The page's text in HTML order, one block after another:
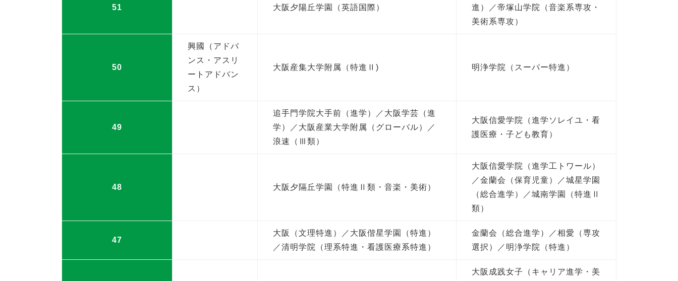
51 大阪夕陽丘学園（英語国際）
進）／帝塚山学院（音楽系専攻・
美術系専攻）
50
興國（アドバ
ンス・アスリ
ートアドバン
ス）
大阪産集大学附属（特進Ⅱ) 明浄学院（スーパー特進）
49
追手門学院大手前（進学）／大阪学芸（進
学）／大阪産業大学附属（グローバル）／
浪速（Ⅲ類）
大阪信愛学院（進学ソレイユ・看
護医療・子ども教育）
48 大阪夕隔丘学園（特進Ⅱ類・音楽・美術）
大阪信愛学院（進学工トワール）
／金蘭会（保育児童）／城星学園
（総合進学）／城南学園（特進Ⅱ
類）
47
大阪（文理特進）／大阪偕星学園（特進）
／清明学院（理系特進・看護医療系特進）
金蘭会（総合進学）／相愛（専攻
選択）／明浄学院（特進）
大阪成践女子（キャリア進学・美